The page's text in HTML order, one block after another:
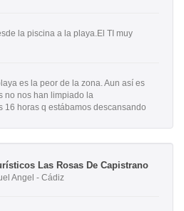
la piscina a la playa.El TI muy
es la peor de la zona. Aun así es
no nos han limpiado la
16 horas q estábamos descansando
Las Rosas De Capistrano
Angel - Cádiz